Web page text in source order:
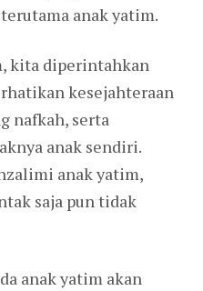
anak yatim.
kita diperintahkan
kesejahteraan
nafkah, serta
anak sendiri.
anak yatim,
saja pun tidak
anak yatim akan